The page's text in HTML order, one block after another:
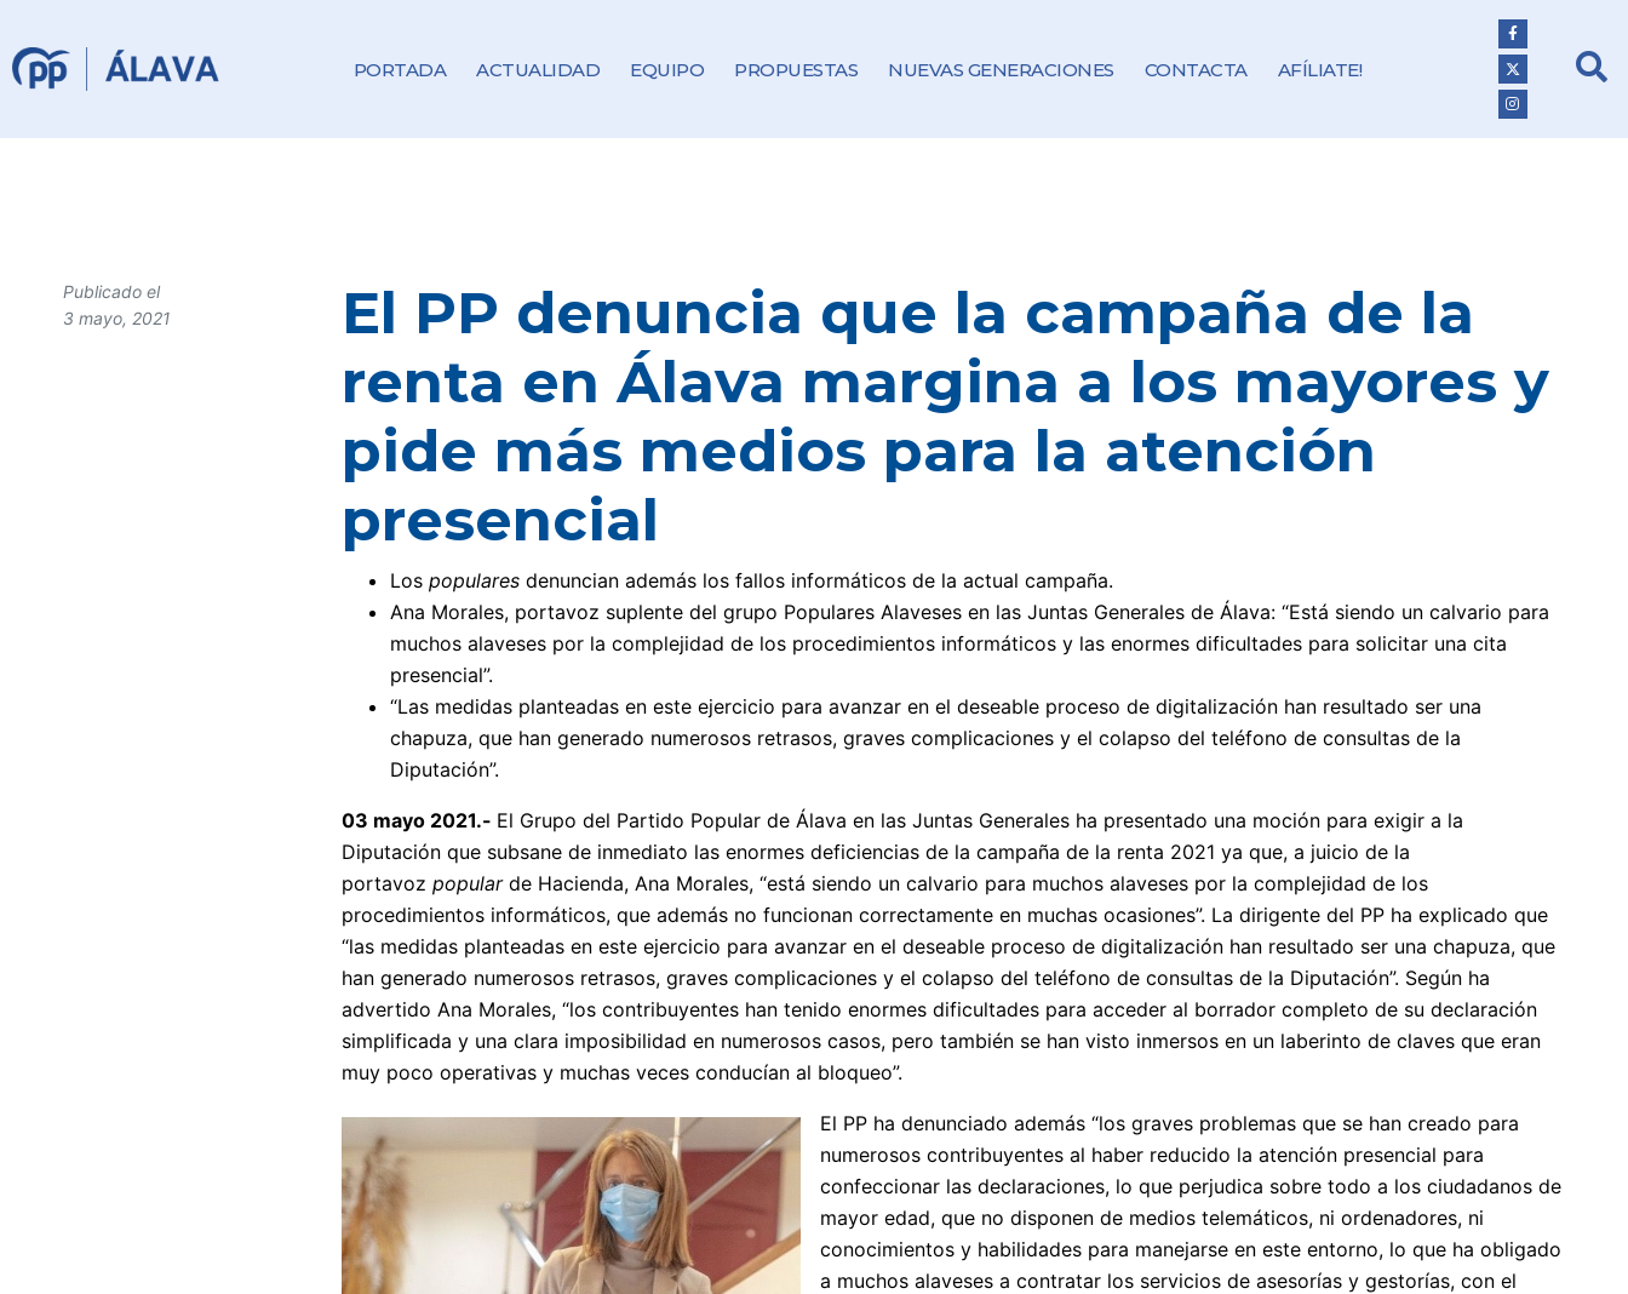
PORTADA ACTUALIDAD EQUIPO PROPUESTAS NUEVAS GENERACIONES CONTACTA AFÍLIATE!
Publicado el
3 mayo, 2021
El PP denuncia que la campaña de la
renta en Álava margina a los mayores y
pide más medios para la atención
presencial
Los populares denuncian además los fallos informáticos de la actual campaña.
Ana Morales, portavoz suplente del grupo Populares Alaveses en las Juntas Generales de Álava: “Está siendo un calvario para
muchos alaveses por la complejidad de los procedimientos informáticos y las enormes dificultades para solicitar una cita
presencial”.
“Las medidas planteadas en este ejercicio para avanzar en el deseable proceso de digitalización han resultado ser una
chapuza, que han generado numerosos retrasos, graves complicaciones y el colapso del teléfono de consultas de la
Diputación”.
03 mayo 2021.- El Grupo del Partido Popular de Álava en las Juntas Generales ha presentado una moción para exigir a la
Diputación que subsane de inmediato las enormes deficiencias de la campaña de la renta 2021 ya que, a juicio de la
portavoz popular de Hacienda, Ana Morales, “está siendo un calvario para muchos alaveses por la complejidad de los
procedimientos informáticos, que además no funcionan correctamente en muchas ocasiones”. La dirigente del PP ha explicado que
“las medidas planteadas en este ejercicio para avanzar en el deseable proceso de digitalización han resultado ser una chapuza, que
han generado numerosos retrasos, graves complicaciones y el colapso del teléfono de consultas de la Diputación”. Según ha
advertido Ana Morales, “los contribuyentes han tenido enormes dificultades para acceder al borrador completo de su declaración
simplificada y una clara imposibilidad en numerosos casos, pero también se han visto inmersos en un laberinto de claves que eran
muy poco operativas y muchas veces conducían al bloqueo”.
El PP ha denunciado además “los graves problemas que se han creado para
numerosos contribuyentes al haber reducido la atención presencial para
confeccionar las declaraciones, lo que perjudica sobre todo a los ciudadanos de
mayor edad, que no disponen de medios telemáticos, ni ordenadores, ni
conocimientos y habilidades para manejarse en este entorno, lo que ha obligado
a muchos alaveses a contratar los servicios de asesorías y gestorías, con el